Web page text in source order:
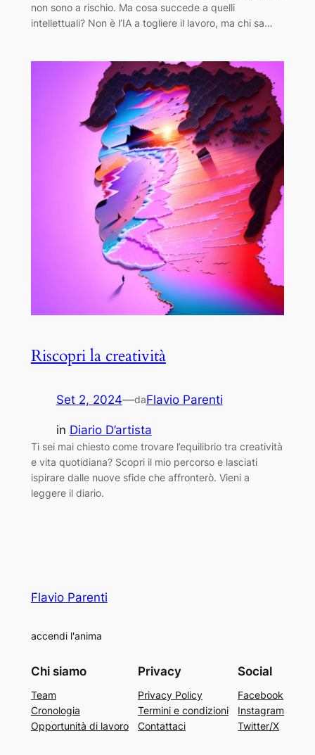
non sono a rischio. Ma cosa succede a quelli
intellettuali? Non è l’IA a togliere il lavoro, ma chi sa…
Riscopri la creatività
Set 2, 2024—daFlavio Parenti
in Diario D’artista
Ti sei mai chiesto come trovare l’equilibrio tra creatività
e vita quotidiana? Scopri il mio percorso e lasciati
ispirare dalle nuove sfide che affronterò. Vieni a
leggere il diario.
Flavio Parenti
accendi l'anima
Chi siamo
Team
Cronologia
Opportunità di lavoro
Privacy
Privacy Policy
Termini e condizioni
Contattaci
Social
Facebook
Instagram
Twitter/X